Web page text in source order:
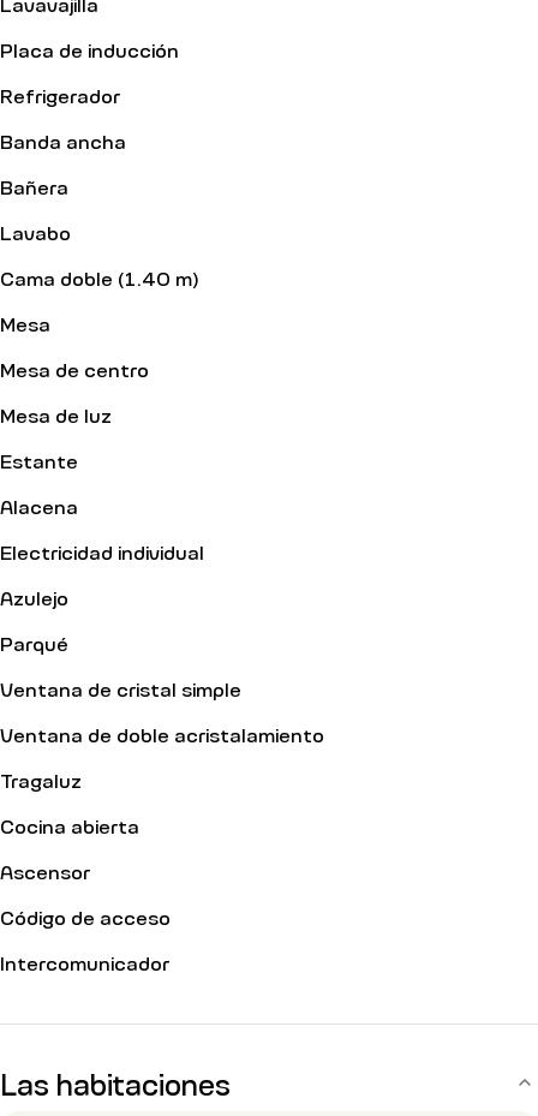
Placa de inducción
Refrigerador
Banda ancha
Bañera
Lavabo
Cama doble (1.40 m)
Mesa
Mesa de centro
Mesa de luz
Estante
Alacena
Electricidad individual
Azulejo
Parqué
Ventana de cristal simple
Ventana de doble acristalamiento
Tragaluz
Cocina abierta
Ascensor
Código de acceso
Intercomunicador
Las habitaciones